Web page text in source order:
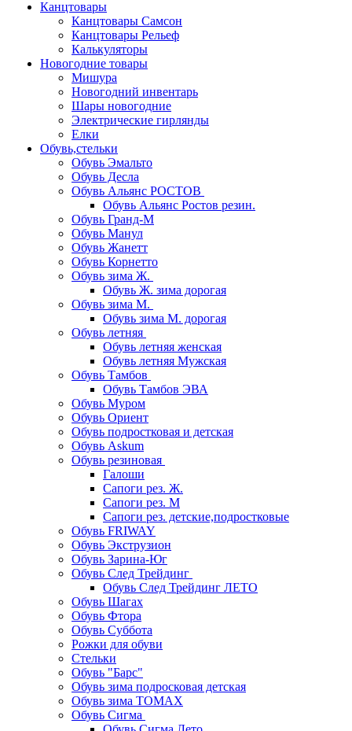
Канцтовары
Канцтовары Самсон
Канцтовары Рельеф
Калькуляторы
Новогодние товары
Мишура
Новогодний инвентарь
Шары новогодние
Электрические гирлянды
Елки
Обувь,стельки
Обувь Эмальто
Обувь Десла
Обувь Альянс РОСТОВ
Обувь Альянс Ростов резин.
Обувь Гранд-М
Обувь Манул
Обувь Жанетт
Обувь Корнетто
Обувь зима Ж.
Обувь Ж. зима дорогая
Обувь зима М.
Обувь зима М. дорогая
Обувь летняя
Обувь летняя женская
Обувь летняя Мужская
Обувь Тамбов
Обувь Тамбов ЭВА
Обувь Муром
Обувь Ориент
Обувь подростковая и детская
Обувь Askum
Обувь резиновая
Галоши
Сапоги рез. Ж.
Сапоги рез. М
Сапоги рез. детские,подростковые
Обувь FRIWAY
Обувь Экструзион
Обувь Зарина-Юг
Обувь След Трейдинг
Обувь След Трейдинг ЛЕТО
Обувь Шагах
Обувь Фтора
Обувь Суббота
Рожки для обуви
Стельки
Обувь "Барс"
Обувь зима подросковая детская
Обувь зима ТОМАХ
Обувь Сигма